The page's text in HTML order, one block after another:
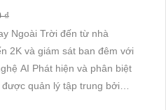
₫
Ngoài Trời đến từ nhà
2K và giám sát ban đêm với
AI Phát hiện và phân biệt
quản lý tập trung bởi